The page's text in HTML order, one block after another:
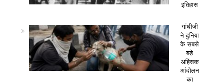
इतिहास
गांधीजी
ने दुनिया
के सबसे
बड़े
अहिंसक
आंदोलन
का